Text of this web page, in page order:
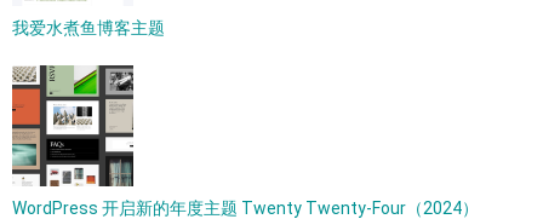
我爱水煮鱼博客主题
WordPress 开启新的年度主题 Twenty Twenty-Four（2024）